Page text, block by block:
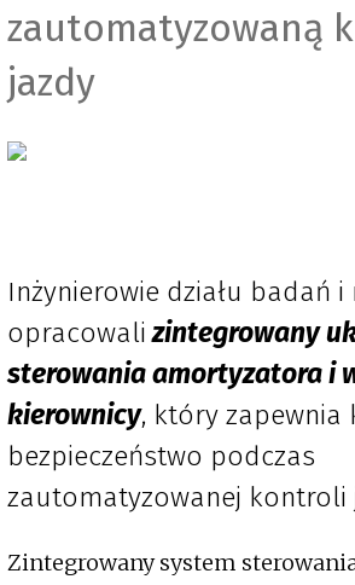
zautomatyzowaną
jazdy
Inżynierowie działu badań i
opracowalizintegrowany
sterowania amortyzatora i
kierownicy, który
bezpieczeństwo podczas
zautomatyzowanej kontroli
Zintegrowany system